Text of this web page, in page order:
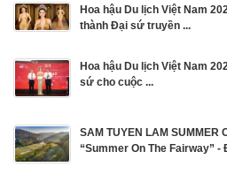
Hoa hậu Du lịch Việt Nam
thành Đại sứ truyền ...
Hoa hậu Du lịch Việt Nam
sứ cho cuộc ...
SAM TUYEN LAM SUMMER
“Summer On The Fairway” -